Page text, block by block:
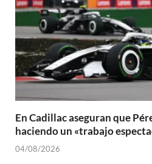
En Cadillac aseguran que
haciendo un «trabajo
04/08/2026